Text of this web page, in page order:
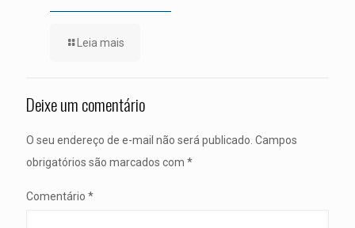
Leia mais
Deixe um comentário
O seu endereço de e-mail não será publicado. Campos
obrigatórios são marcados com *
Comentário *